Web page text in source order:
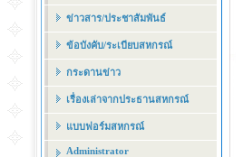
ข่าวสาร/ประชาสัมพันธ์
ข้อบังคับ/ระเบียบสหกรณ์
กระดานข่าว
เรื่องเล่าจากประธานสหกรณ์
แบบฟอร์มสหกรณ์
Administrator